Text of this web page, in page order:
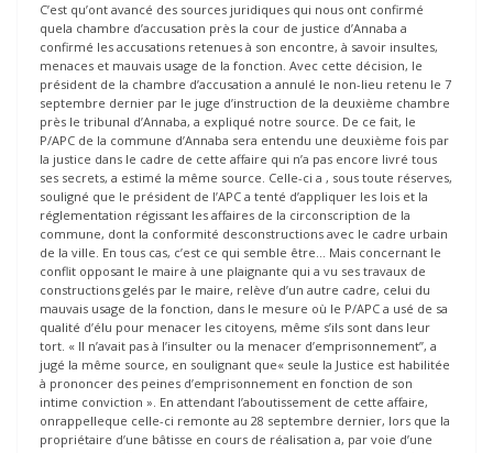
C’est qu’ont avancé des sources juridiques qui nous ont confirmé
quela chambre d’accusation près la cour de justice d’Annaba a
confirmé les accusations retenues à son encontre, à savoir insultes,
menaces et mauvais usage de la fonction. Avec cette décision, le
président de la chambre d’accusation a annulé le non-lieu retenu le 7
septembre dernier par le juge d’instruction de la deuxième chambre
près le tribunal d’Annaba, a expliqué notre source. De ce fait, le
P/APC de la commune d’Annaba sera entendu une deuxième fois par
la justice dans le cadre de cette affaire qui n’a pas encore livré tous
ses secrets, a estimé la même source. Celle-ci a , sous toute réserves,
souligné que le président de l’APC a tenté d’appliquer les lois et la
réglementation régissant les affaires de la circonscription de la
commune, dont la conformité desconstructions avec le cadre urbain
de la ville. En tous cas, c’est ce qui semble être… Mais concernant le
conflit opposant le maire à une plaignante qui a vu ses travaux de
constructions gelés par le maire, relève d’un autre cadre, celui du
mauvais usage de la fonction, dans le mesure où le P/APC a usé de sa
qualité d’élu pour menacer les citoyens, même s’ils sont dans leur
tort. « Il n’avait pas à l’insulter ou la menacer d’emprisonnement’’, a
jugé la même source, en soulignant que« seule la Justice est habilitée
à prononcer des peines d’emprisonnement en fonction de son
intime conviction ». En attendant l’aboutissement de cette affaire,
onrappelleque celle-ci remonte au 28 septembre dernier, lors que la
propriétaire d’une bâtisse en cours de réalisation a, par voie d’une